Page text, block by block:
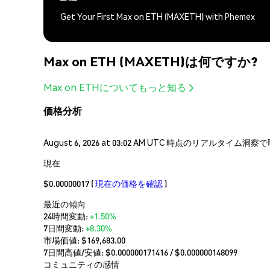
Get Your First Max on ETH (MAXETH) with Phemex
Max on ETH (MAXETH)は何ですか?
Max on ETHについてもっと知る
価格分析
August 6, 2026 at 03:02 AM UTC 時点のリアルタイム洞察
現在
$0.00000017 (現在の価格を確認 )
最近の傾向
24時間変動:+1.50%
7日間変動:+8.30%
市場価値:$169,683.00
7日間高値/安値: $0.000000171416/ $0.000000148099
コミュニティの感情